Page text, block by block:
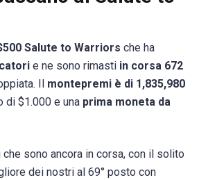
Salute to Warriors che ha
e ne sono rimasti in corsa 672
Il montepremi è di 1,835,980
di $1.000 e una prima moneta da
sono ancora in corsa, con il solito
dei nostri al 69° posto con